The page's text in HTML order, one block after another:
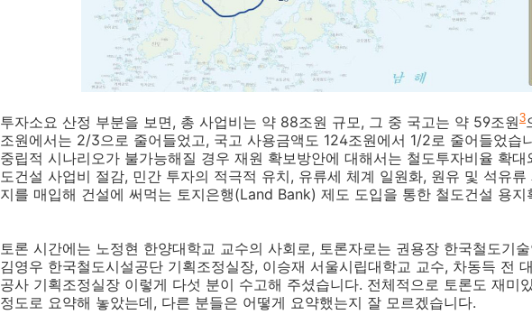
투자소요 산정 부분을 보면, 총 사업비는 약 88조원 규모, 그 중 국고는 약 59조원3
조원에서는 2/3으로 줄어들었고, 국고 사용금액도 124조원에서 1/2로 줄어들었습
중립적 시나리오가 불가능해질 경우 재원 확보방안에 대해서는 철도투자비율 확
도건설 사업비 절감, 민간 투자의 적극적 유치, 유류세 체계 일원화, 원유 및 석유
지를 매입해 건설에 써먹는 토지은행(Land Bank) 제도 도입을 통한 철도건설 용
토론 시간에는 노정현 한양대학교 교수의 사회로, 토론자로는 권용장 한국철도기
김영우 한국철도시설공단 기획조정실장, 이승재 서울시립대학교 교수, 차동득 전
공사 기획조정실장 이렇게 다섯 분이 수고해 주셨습니다. 전체적으로 토론도 재미
정도로 요약해 놓았는데, 다른 분들은 어떻게 요약했는지 잘 모르겠습니다.